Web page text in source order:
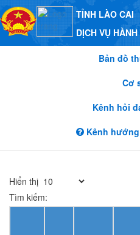
TỈNH LÀO CAI
DỊCH VỤ
Bản đồ
Cơ
Kênh hỏi
Kênh
Hiển thị
Tìm kiếm: